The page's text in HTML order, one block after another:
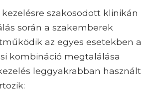
szakosodott klinikán
során a szakemberek
az egyes esetekben a
kombináció megtalálása
leggyakrabban használt